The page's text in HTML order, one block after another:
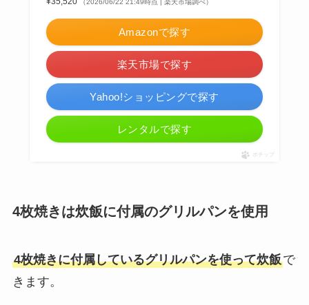
（2026/06/22 21:49時点 | 楽天市場調べ）
Amazonで探す
楽天市場で探す
Yahoo!ショッピングで探す
レンタルで探す
ポチップ
4枚焼きは炊飯に付属のグリルパンを使用
4枚焼きに付属しているグリルパンを使って炊飯で
きます。